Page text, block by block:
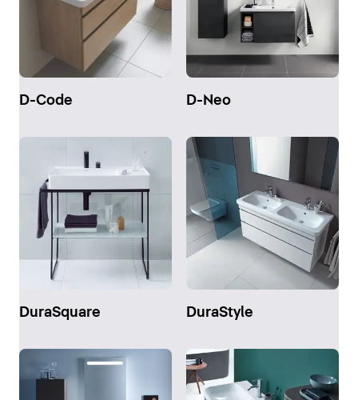
D-Code D-Neo
DuraSquare DuraStyle